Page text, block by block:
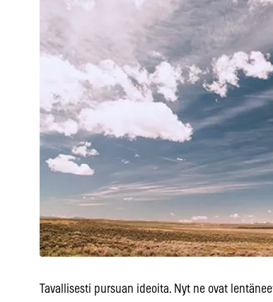
Tavallisesti pursuan ideoita. Nyt ne ovat